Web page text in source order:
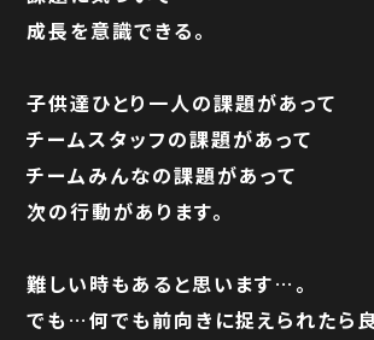
成長を意識できる。
子供達ひとり一人の課題があって
チームスタッフの課題があって
チームみんなの課題があって
次の行動があります。
難しい時もあると思います…。
でも…何でも前向きに捉えられたら